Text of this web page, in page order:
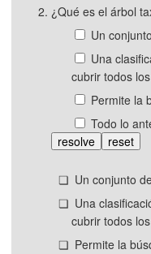
¿Qué es el árbol
Un
Una
cubrir todos
Permite la
Todo lo
resolve
reset
Un conjunto
Una
cubrir todos
Permite la